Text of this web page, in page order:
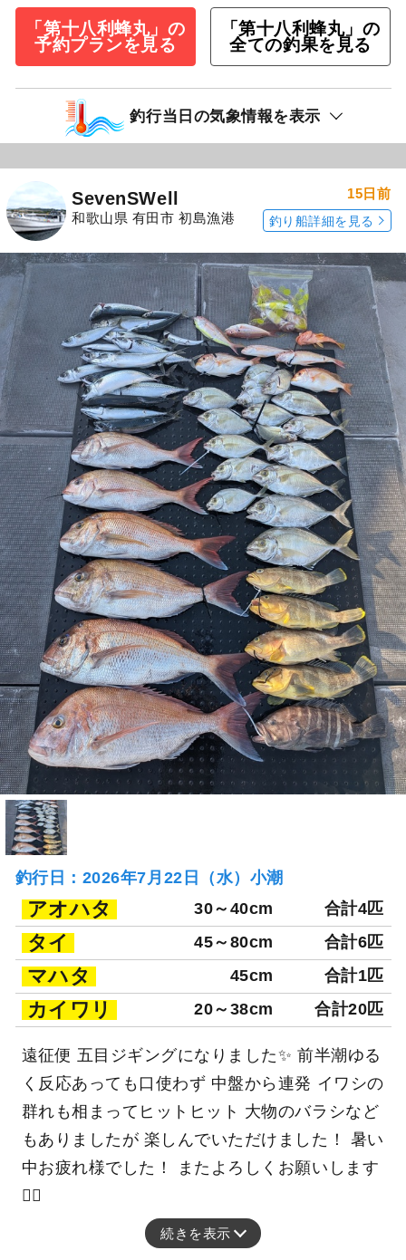
「第十八利蜂丸」の
予約プランを見る
「第十八利蜂丸」の
全ての釣果を見る
釣行当日の気象情報を表示
SevenSWell
和歌山県 有田市 初島漁港
15日前
釣り船詳細を見る
釣行日：2026年7月22日（水）小潮
アオハタ 30～40cm 合計4匹
タイ 45～80cm 合計6匹
マハタ 45cm 合計1匹
カイワリ 20～38cm 合計20匹
遠征便 五目ジギングになりました✨ 前半潮ゆる
く反応あっても口使わず 中盤から連発 イワシの
群れも相まってヒットヒット 大物のバラシなど
もありましたが 楽しんでいただけました！ 暑い
中お疲れ様でした！ またよろしくお願いします
🙇‍♂️
続きを表示